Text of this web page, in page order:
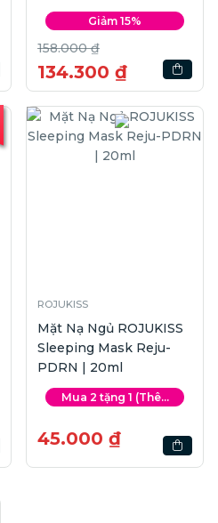
Giảm 15%
158.000 ₫
134.300 ₫
ROJUKISS
Mặt Nạ Ngủ ROJUKISS
Sleeping Mask Reju-
PDRN | 20ml
Mua 2 tặng 1 (Thê...
45.000 ₫